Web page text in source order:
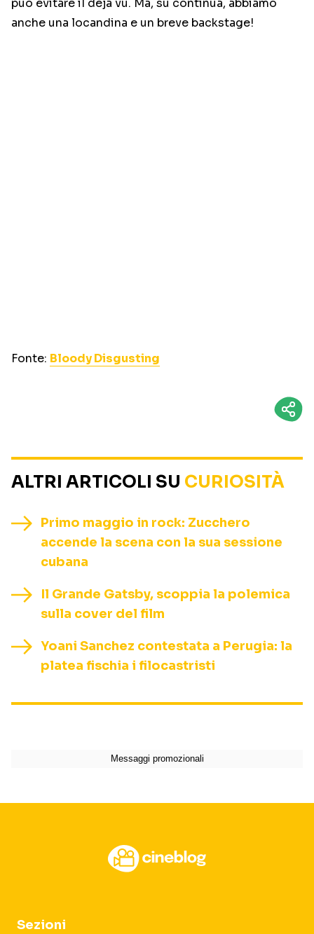
può evitare il déjà vu. Ma, su continua, abbiamo
anche una locandina e un breve backstage!
Fonte: Bloody Disgusting
ALTRI ARTICOLI SU CURIOSITÀ
Primo maggio in rock: Zucchero
accende la scena con la sua sessione
cubana
Il Grande Gatsby, scoppia la polemica
sulla cover del film
Yoani Sanchez contestata a Perugia: la
platea fischia i filocastristi
Sezioni